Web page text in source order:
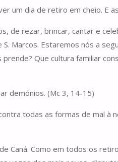
um dia de retiro em cheio. E
de rezar, brincar, cantar e
Marcos. Estaremos nós a
Que cultura familiar
demónios. (Mc 3, 14-15)
todas as formas de mal
Como em todos os